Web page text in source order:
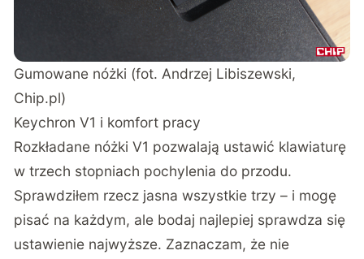
Gumowane nóżki (fot. Andrzej Libiszewski,
Chip.pl)
Keychron V1 i komfort pracy
Rozkładane nóżki V1 pozwalają ustawić klawiaturę
w trzech stopniach pochylenia do przodu.
Sprawdziłem rzecz jasna wszystkie trzy – i mogę
pisać na każdym, ale bodaj najlepiej sprawdza się
ustawienie najwyższe. Zaznaczam, że nie